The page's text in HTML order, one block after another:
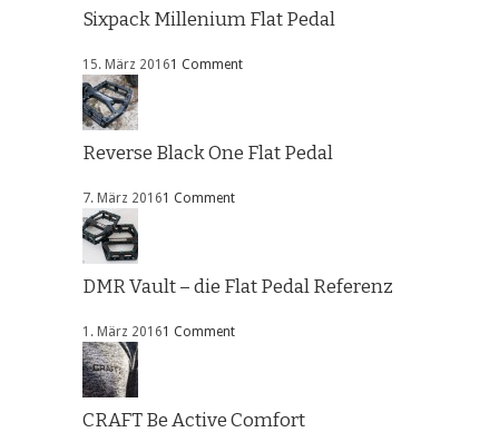
Sixpack Millenium Flat Pedal
15. März 20161 Comment
Reverse Black One Flat Pedal
7. März 20161 Comment
DMR Vault – die Flat Pedal Referenz
1. März 20161 Comment
CRAFT Be Active Comfort